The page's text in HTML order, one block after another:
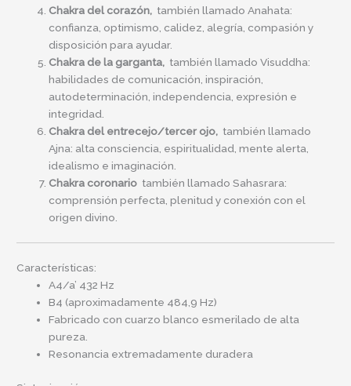
Chakra del corazón, también llamado Anahata:
confianza, optimismo, calidez, alegría, compasión y
disposición para ayudar.
Chakra de la garganta, también llamado Visuddha:
habilidades de comunicación, inspiración,
autodeterminación, independencia, expresión e
integridad.
Chakra del entrecejo/tercer ojo, también llamado
Ajna: alta consciencia, espiritualidad, mente alerta,
idealismo e imaginación.
Chakra coronario también llamado Sahasrara:
comprensión perfecta, plenitud y conexión con el
origen divino.
Características:
A4/a’ 432 Hz
B4 (aproximadamente 484,9 Hz)
Fabricado con cuarzo blanco esmerilado de alta
pureza.
Resonancia extremadamente duradera